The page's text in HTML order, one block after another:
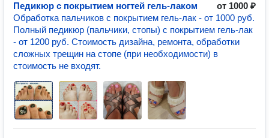
Педикюр с покрытием ногтей гель-лаком
от 1000 ₽
Обработка пальчиков с покрытием гель-лак - от 1000 руб.
Полный педикюр (пальчики, стопы) с покрытием гель-лак
- от 1200 руб. Стоимость дизайна, ремонта, обработки
сложных трещин на стопе (при необходимости) в
стоимость не входят.